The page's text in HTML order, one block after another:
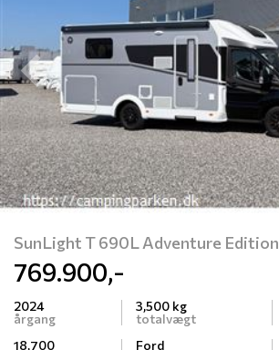
Previous
SunLight T 690L Adventure Edition
769.900,-
2024
årgang
18,700
3,500 kg
totalvægt
Ford